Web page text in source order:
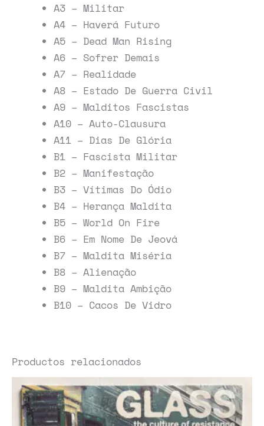
A3 – Militar
A4 – Haverá Futuro
A5 – Dead Man Rising
A6 – Sofrer Demais
A7 – Realidade
A8 – Estado De Guerra Civil
A9 – Malditos Fascistas
A10 – Auto-Clausura
A11 – Dias De Glória
B1 – Fascista Militar
B2 – Manifestação
B3 – Vítimas Do Ódio
B4 – Herança Maldita
B5 – World On Fire
B6 – Em Nome De Jeová
B7 – Maldita Miséria
B8 – Alienação
B9 – Maldita Ambição
B10 – Cacos De Vidro
Productos relacionados